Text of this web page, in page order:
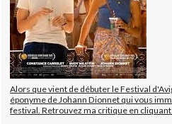
Alors que vient de débuter le Festival
éponyme de Johann Dionnet qui vous
festival. Retrouvez ma critique en cliquant